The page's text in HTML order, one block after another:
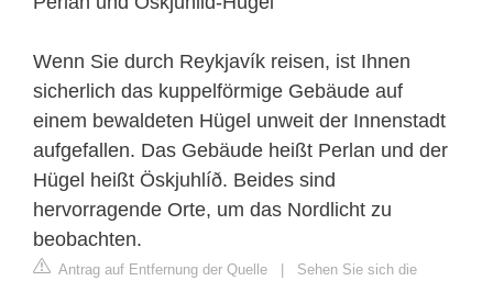
Wenn Sie durch Reykjavík reisen, ist Ihnen
sicherlich das kuppelförmige Gebäude auf
einem bewaldeten Hügel unweit der Innenstadt
aufgefallen. Das Gebäude heißt Perlan und der
Hügel heißt Öskjuhlíð. Beides sind
hervorragende Orte, um das Nordlicht zu
beobachten.
Antrag auf Entfernung der Quelle | Sehen Sie sich die